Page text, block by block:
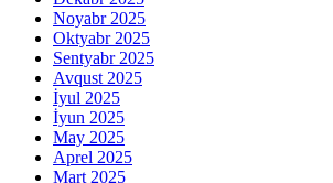
Noyabr 2025
Oktyabr 2025
Sentyabr 2025
Avqust 2025
İyul 2025
İyun 2025
May 2025
Aprel 2025
Mart 2025